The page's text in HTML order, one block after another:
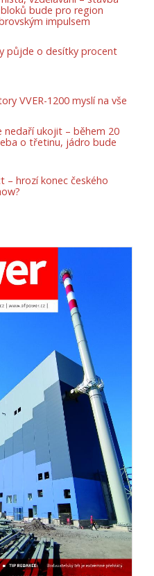
bude pro region
impulsem
půjde o desítky procent
VVER-1200 myslí na vše
nedaří ukojit – během 20
o třetinu, jádro bude
– hrozí konec českého